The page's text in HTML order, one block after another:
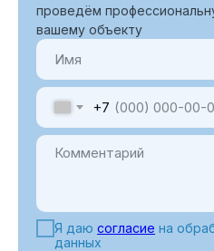
проведём
вашему объекту
+7
Я даю согласие на
данных